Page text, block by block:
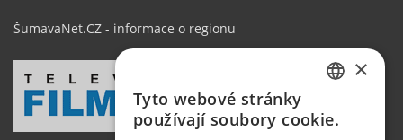
ŠumavaNet.CZ - informace o regionu
×
Tyto webové stránky
používají soubory cookie.